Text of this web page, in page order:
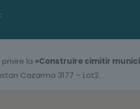
la «Construire cimitir
Cazarma 3177 – Lot2.